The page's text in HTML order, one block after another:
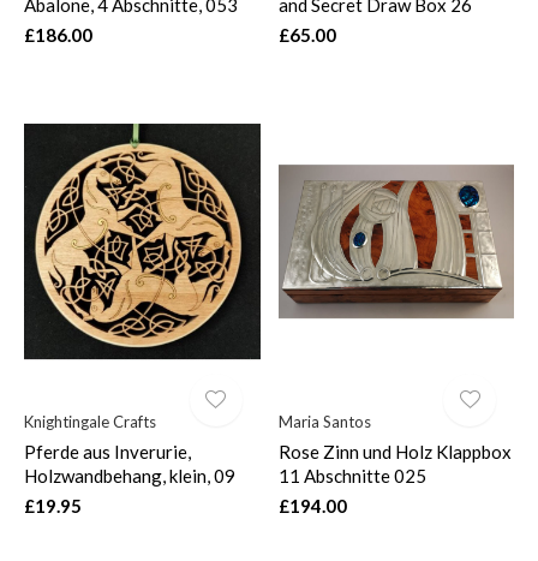
Abalone, 4 Abschnitte, 053
£186.00
and Secret Draw Box 26
£65.00
Knightingale Crafts
Pferde aus Inverurie,
Holzwandbehang, klein, 09
£19.95
Maria Santos
Rose Zinn und Holz Klappbox
11 Abschnitte 025
£194.00